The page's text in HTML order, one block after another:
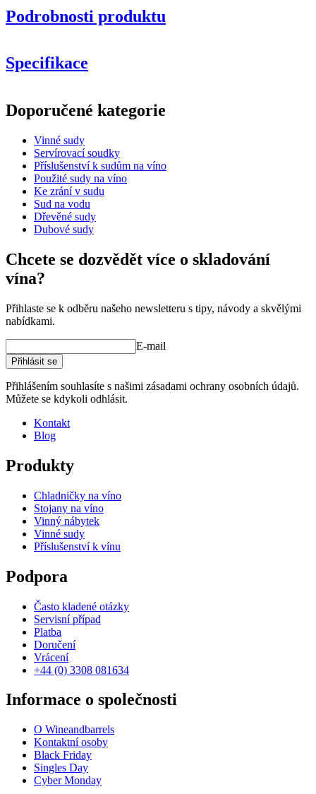
Podrobnosti produktu
sudy/související produkty.
Specifikace
Číslo produktuMF225FG27-MPLUS
Rozměry (ŠxVxH cm)
Hmotnost (kg) 55
Doporučené kategorie
Vinné sudy
Servírovací soudky
Příslušenství k sudům na víno
Použité sudy na víno
Ke zrání v sudu
Sud na vodu
Dřevěné sudy
Dubové sudy
Chcete se dozvědět více o skladování
vína?
Přihlaste se k odběru našeho newsletteru s tipy, návody a skvělými
nabídkami.
E-mail
Přihlásit se
Přihlášením souhlasíte s našimi zásadami ochrany osobních údajů.
Můžete se kdykoli odhlásit.
Kontakt
Blog
Produkty
Chladničky na víno
Stojany na víno
Vinný nábytek
Vinné sudy
Příslušenství k vínu
Podpora
Často kladené otázky
Servisní případ
Platba
Doručení
Vrácení
+44 (0) 3308 081634
Informace o společnosti
O Wineandbarrels
Kontaktní osoby
Black Friday
Singles Day
Cyber Monday